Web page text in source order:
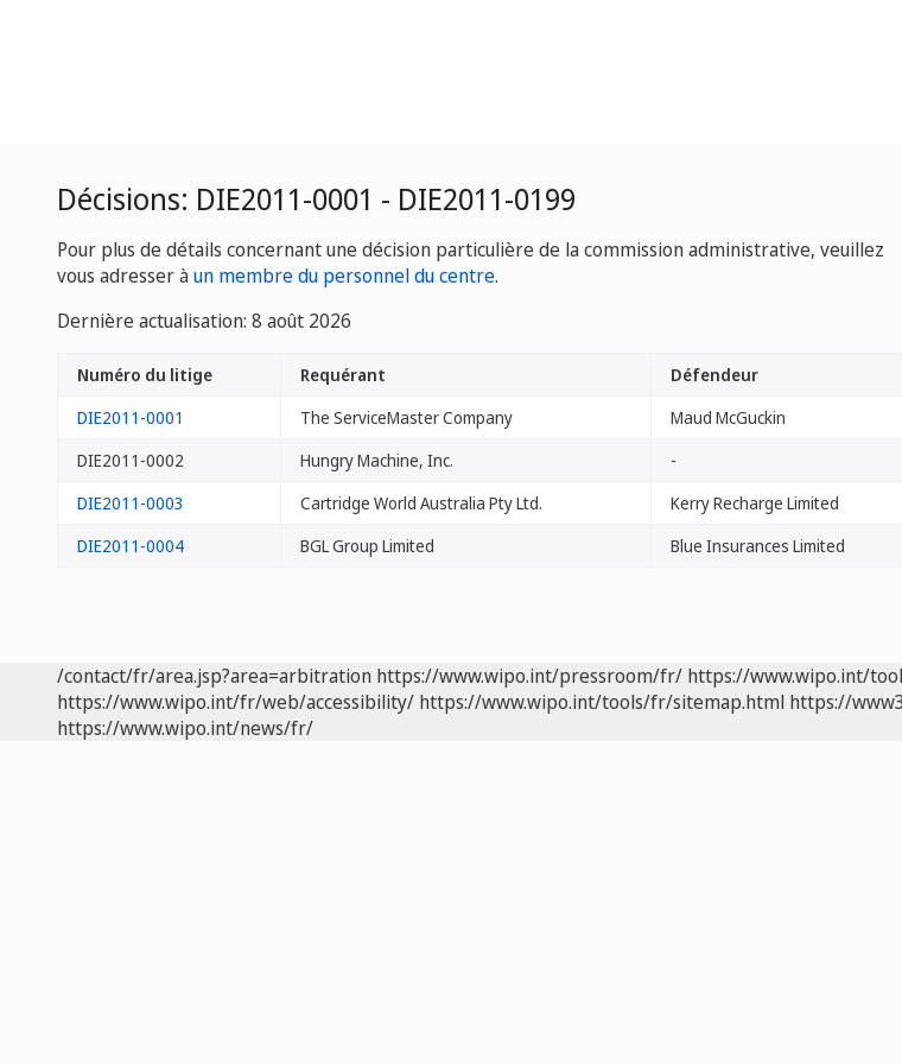
Décisions: DIE2011-0001 - DIE2011-0199
Pour plus de détails concernant une décision particulière de la commission administrative, veuillez
vous adresser àun membre du personnel du centre.
Dernière actualisation: 8 août 2026
Numéro du litige Requérant Défendeur
DIE2011-0001
The ServiceMaster Company Maud McGuckin
DIE2011-0002
Hungry Machine, Inc. -
DIE2011-0003
Cartridge World Australia Pty Ltd. Kerry Recharge Limited
DIE2011-0004
BGL Group Limited Blue Insurances Limited
/contact/fr/area.jsp?area=arbitration https://www.wipo.int/pressroom/fr/ https://www.wipo.int/
https://www.wipo.int/fr/web/accessibility/ https://www.wipo.int/tools/fr/sitemap.html https://
https://www.wipo.int/news/fr/